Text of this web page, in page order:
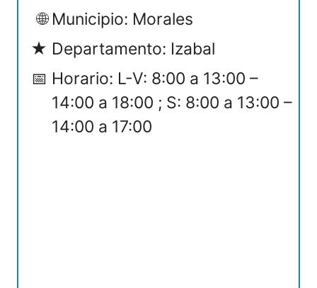
Municipio: Morales
Departamento: Izabal
Horario: L-V: 8:00 a 13:00 –
14:00 a 18:00 ; S: 8:00 a 13:00 –
14:00 a 17:00